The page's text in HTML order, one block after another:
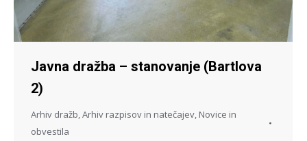
Javna dražba – stanovanje (Bartlova
2)
Arhiv dražb,Arhiv razpisov in natečajev, Novice in
obvestila